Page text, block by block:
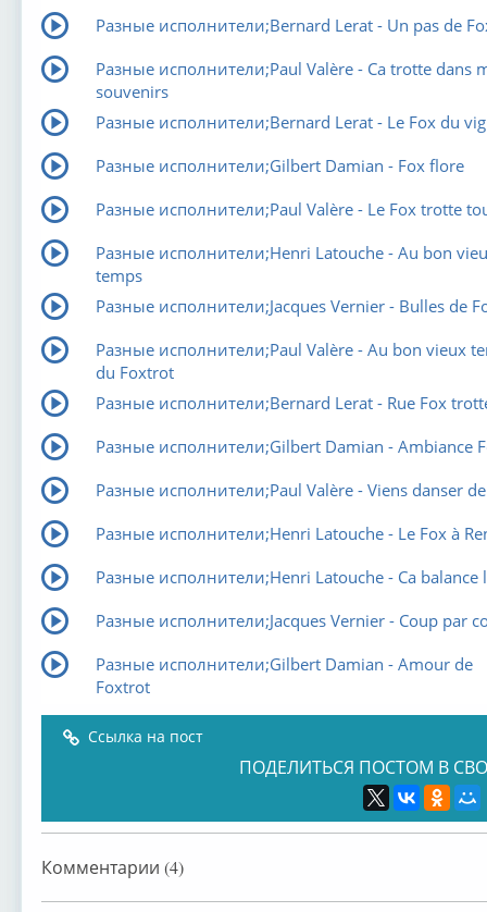
Разные исполнители;Bernard Lerat - Un pas de
Разные исполнители;Paul Valère - Ca trotte dans
souvenirs
Разные исполнители;Bernard Lerat - Le Fox du
Разные исполнители;Gilbert Damian - Fox flore
Разные исполнители;Paul Valère - Le Fox trotte
Разные исполнители;Henri Latouche - Au bon
temps
Разные исполнители;Jacques Vernier - Bulles de
Разные исполнители;Paul Valère - Au bon vieux
du Foxtrot
Разные исполнители;Bernard Lerat - Rue Fox
Разные исполнители;Gilbert Damian - Ambiance
Разные исполнители;Paul Valère - Viens danser
Разные исполнители;Henri Latouche - Le Fox à
Разные исполнители;Henri Latouche - Ca balance
Разные исполнители;Jacques Vernier - Coup par
Разные исполнители;Gilbert Damian - Amour de
Foxtrot
Ссылка на пост
ПОДЕЛИТЬСЯ ПОСТОМ В
Комментарии (4)